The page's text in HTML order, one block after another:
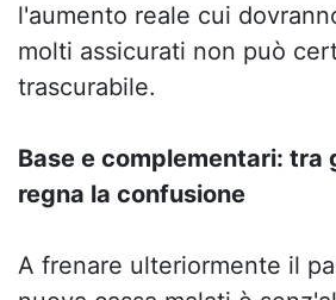
l'aumento reale cui
molti assicurati non può
trascurabile.
Base e complementari: tra
regna la confusione
A frenare ulteriormente il